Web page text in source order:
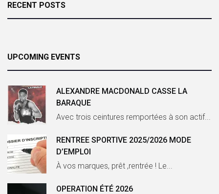
RECENT POSTS
UPCOMING EVENTS
ALEXANDRE MACDONALD CASSE LA
BARAQUE
Avec trois ceintures remportées à son actif...
RENTREE SPORTIVE 2025/2026 MODE
D’EMPLOI
À vos marques, prêt ,rentrée ! Le...
OPERATION ÉTÉ 2026